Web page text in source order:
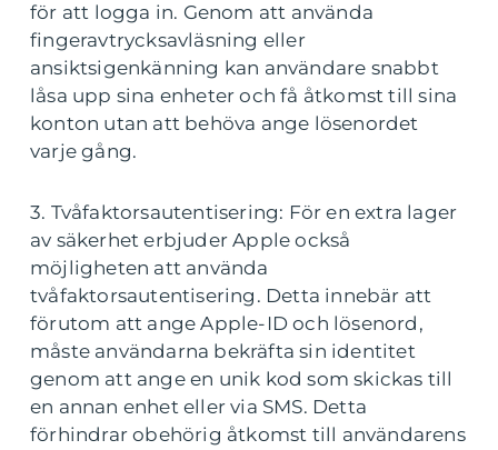
för att logga in. Genom att använda
fingeravtrycksavläsning eller
ansiktsigenkänning kan användare snabbt
låsa upp sina enheter och få åtkomst till sina
konton utan att behöva ange lösenordet
varje gång.
3. Tvåfaktorsautentisering: För en extra lager
av säkerhet erbjuder Apple också
möjligheten att använda
tvåfaktorsautentisering. Detta innebär att
förutom att ange Apple-ID och lösenord,
måste användarna bekräfta sin identitet
genom att ange en unik kod som skickas till
en annan enhet eller via SMS. Detta
förhindrar obehörig åtkomst till användarens